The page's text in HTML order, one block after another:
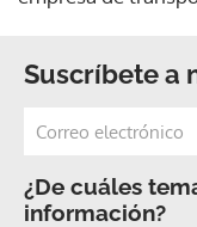
Suscríbete a
¿De cuáles
información?